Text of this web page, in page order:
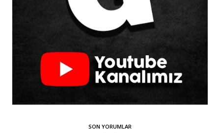
SON YORUMLAR